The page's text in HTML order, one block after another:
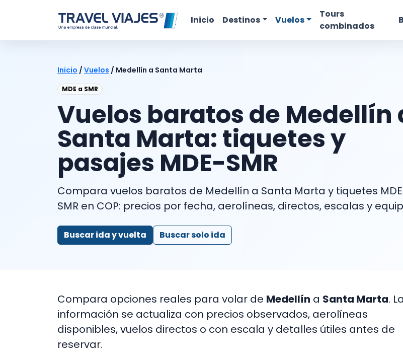
Inicio Destinos Vuelos
Tours
combinados
Inicio / Vuelos / Medellín a Santa Marta
MDE a SMR
Vuelos baratos de Medellín
Santa Marta: tiquetes y
pasajes MDE-SMR
Compara vuelos baratos de Medellín a Santa Marta y tiquetes
SMR en COP: precios por fecha, aerolíneas, directos, escalas y
Buscar ida y vuelta Buscar solo ida
Compara opciones reales para volar de Medellín a Santa Marta. La
información se actualiza con precios observados, aerolíneas
disponibles, vuelos directos o con escala y detalles útiles antes de
reservar.